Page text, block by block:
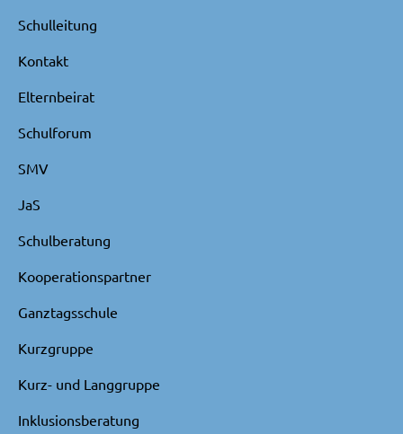
Schulleitung
Kontakt
Elternbeirat
Schulforum
SMV
JaS
Schulberatung
Kooperationspartner
Ganztagsschule
Kurzgruppe
Kurz- und Langgruppe
Inklusionsberatung